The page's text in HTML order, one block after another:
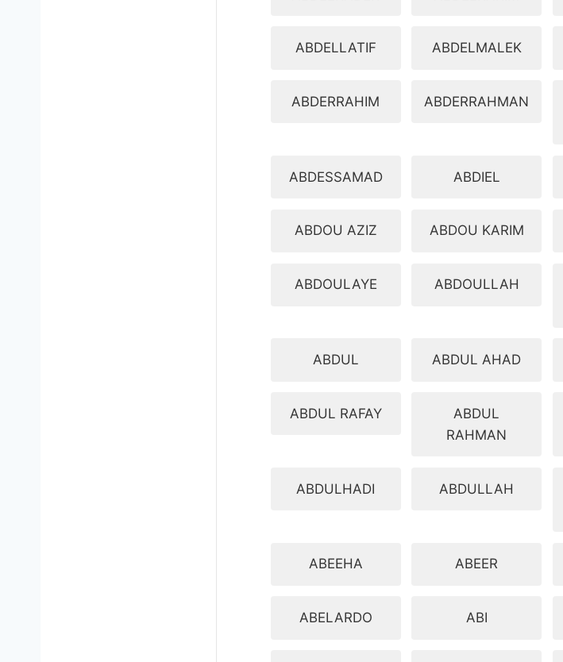
ABDELLATIF ABDELMALEK
ABDERRAHIM ABDERRAHMAN
ABDESSAMAD ABDIEL
ABDOU AZIZ ABDOU KARIM
ABDOULAYE ABDOULLAH
ABDUL ABDUL AHAD
ABDUL RAFAY
ABDUL
RAHMAN
ABDULHADI ABDULLAH
ABEEHA ABEER
ABELARDO ABI